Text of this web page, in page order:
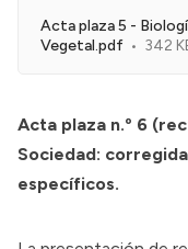
Acta plaza 5 -
Vegetal.pdf
342
Acta plaza n.º 6
Sociedad:
específicos.